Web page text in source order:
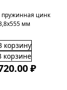
пружинная цинк
мм
корзину
корзине
₽